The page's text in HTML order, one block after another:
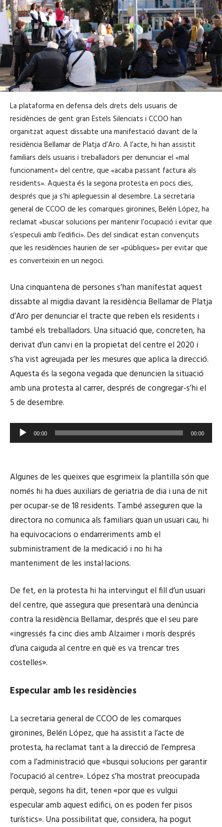
La plataforma en defensa dels drets dels usuaris de
residències de gent gran Estels Silenciats i CCOO han
organitzat aquest dissabte una manifestació davant de la
residència Bellamar de Platja d’Aro. A l’acte, hi han assistit
familiars dels usuaris i treballadors per denunciar el «mal
funcionament» del centre, que «acaba passant factura als
residents». Aquesta és la segona protesta en pocs dies,
després que ja s’hi apleguessin al desembre. La secretaria
general de CCOO de les comarques gironines, Belén López, ha
reclamat «buscar solucions per mantenir l’ocupació i evitar que
s’especuli amb l’edifici». Des del sindicat estan convençuts
que les residències haurien de ser «públiques» per evitar que
es converteixin en un negoci.
Una cinquantena de persones s’han manifestat aquest
dissabte al migdia davant la residència Bellamar de Platja
d’Aro per denunciar el tracte que reben els residents i
també els treballadors. Una situació que, concreten, ha
derivat d’un canvi en la propietat del centre el 2020 i
s’ha vist agreujada per les mesures que aplica la direcció.
Aquesta és la segona vegada que denuncien la situació
amb una protesta al carrer, després de congregar-s’hi el
5 de desembre.
e
o
d
u
c
t
o
à
u
d
i
o
00:00 00:00
Algunes de les queixes que esgrimeix la plantilla són que
només hi ha dues auxiliars de geriatria de dia i una de nit
per ocupar-se de 18 residents. També asseguren que la
directora no comunica als familiars quan un usuari cau, hi
ha equivocacions o endarreriments amb el
subministrament de la medicació i no hi ha
manteniment de les instal·lacions.
De fet, en la protesta hi ha intervingut el fill d’un usuari
del centre, que assegura que presentarà una denúncia
contra la residència Bellamar, després que el seu pare
«ingressés fa cinc dies amb Alzaimer i morís després
d’una caiguda al centre en què es va trencar tres
costelles».
Especular amb les residències
La secretaria general de CCOO de les comarques
gironines, Belén López, que ha assistit a l’acte de
protesta, ha reclamat tant a la direcció de l’empresa
com a l’administració que «busqui solucions per garantir
l’ocupació al centre». López s’ha mostrat preocupada
perquè, segons ha dit, tenen «por que es vulgui
especular amb aquest edifici, on es poden fer pisos
turístics». Una possibilitat que, considera, ha pogut